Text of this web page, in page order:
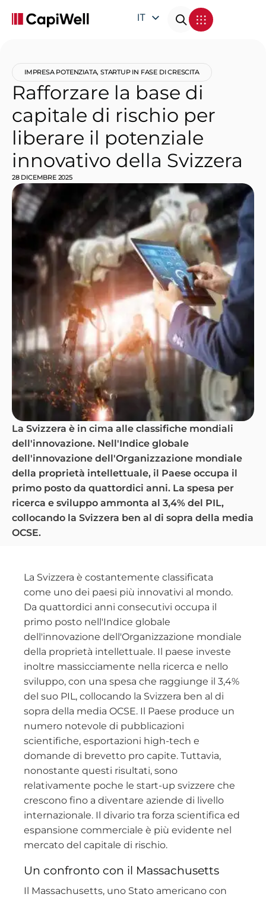
IT
FR
IMPRESA POTENZIATA,STARTUP IN FASE DI CRESCITA
Rafforzare la base di
capitale di rischio per
liberare il potenziale
innovativo della Svizzera
28 DICEMBRE 2025
La Svizzera è in cima alle classifiche mondiali
dell'innovazione. Nell'Indice globale
dell'innovazione dell'Organizzazione mondiale
della proprietà intellettuale, il Paese occupa il
primo posto da quattordici anni. La spesa per
ricerca e sviluppo ammonta al 3,4% del PIL,
collocando la Svizzera ben al di sopra della media
OCSE.
La Svizzera è costantemente classificata
come uno dei paesi più innovativi al mondo.
Da quattordici anni consecutivi occupa il
primo posto nell'Indice globale
dell'innovazione dell'Organizzazione mondiale
della proprietà intellettuale. Il paese investe
inoltre massicciamente nella ricerca e nello
sviluppo, con una spesa che raggiunge il 3,4%
del suo PIL, collocando la Svizzera ben al di
sopra della media OCSE. Il Paese produce un
numero notevole di pubblicazioni
scientifiche, esportazioni high-tech e
domande di brevetto pro capite. Tuttavia,
nonostante questi risultati, sono
relativamente poche le start-up svizzere che
crescono fino a diventare aziende di livello
internazionale. Il divario tra forza scientifica ed
espansione commerciale è più evidente nel
mercato del capitale di rischio.
Un confronto con il Massachusetts
Il Massachusetts, uno Stato americano con